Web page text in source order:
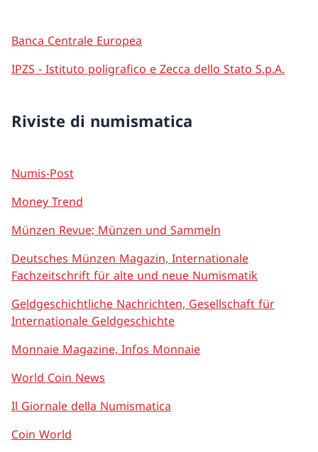
Banca Centrale Europea
IPZS - Istituto poligrafico e Zecca dello Stato S.p.A.
Riviste di numismatica
Numis-Post
Money Trend
Münzen Revue; Münzen und Sammeln
Deutsches Münzen Magazin, Internationale
Fachzeitschrift für alte und neue Numismatik
Geldgeschichtliche Nachrichten, Gesellschaft für
Internationale Geldgeschichte
Monnaie Magazine, Infos Monnaie
World Coin News
Il Giornale della Numismatica
Coin World